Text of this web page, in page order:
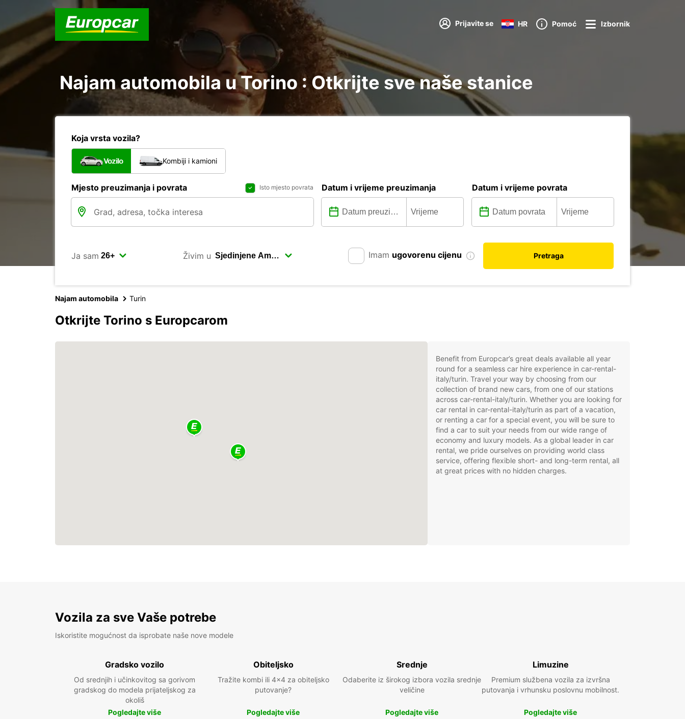
Prijavite se HR Pomoć Izbornik
Najam automobila u Torino : Otkrijte sve naše stanice
Koja vrsta vozila?
Vozilo Kombiji i kamioni
Mjesto preuzimanja i povrata Isto mjesto povrata Datum i vrijeme preuzimanja Datum i vrijeme povrata
Ja sam Živim u Imam ugovorenu cijenu Pretraga
Najam automobila Turin
Otkrijte Torino s Europcarom
Benefit from Europcar’s great deals available all year
round for a seamless car hire experience in car-rental-
italy/turin. Travel your way by choosing from our
collection of brand new cars, from one of our stations
across car-rental-italy/turin. Whether you are looking for
car rental in car-rental-italy/turin as part of a vacation,
or renting a car for a special event, you will be sure to
find a car to suit your needs from our wide range of
economy and luxury models. As a global leader in car
rental, we pride ourselves on providing world class
service, offering flexible short- and long-term rental, all
at great prices with no hidden charges.
Vozila za sve Vaše potrebe
Iskoristite mogućnost da isprobate naše nove modele
Gradsko vozilo
Od srednjih i učinkovitog sa gorivom
gradskog do modela prijateljskog za
okoliš
Pogledajte više
Obiteljsko
Tražite kombi ili 4x4 za obiteljsko
putovanje?
Pogledajte više
Srednje
Odaberite iz širokog izbora vozila srednje
veličine
Pogledajte više
Limuzine
Premium službena vozila za izvršna
putovanja i vrhunsku poslovnu mobilnost.
Pogledajte više